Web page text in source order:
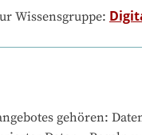
Wissensgruppe:
gehören: